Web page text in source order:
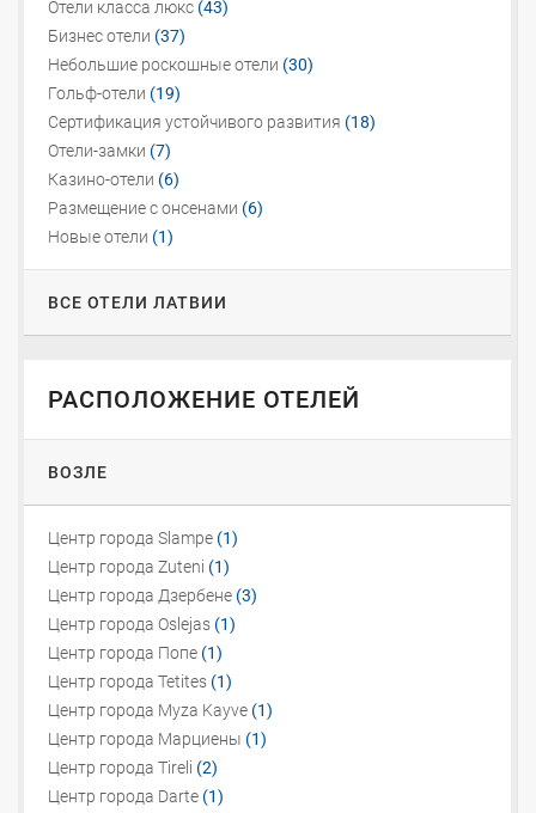
Отели класса люкс (43)
Бизнес отели (37)
Небольшие роскошные отели (30)
Гольф-отели (19)
Сертификация устойчивого развития (18)
Отели-замки (7)
Казино-отели (6)
Размещение с онсенами (6)
Новые отели (1)
ВСЕ ОТЕЛИ ЛАТВИИ
РАСПОЛОЖЕНИЕ ОТЕЛЕЙ
ВОЗЛЕ
Центр города Slampe (1)
Центр города Zuteni (1)
Центр города Дзербене (3)
Центр города Oslejas (1)
Центр города Попе (1)
Центр города Tetites (1)
Центр города Myza Kayve (1)
Центр города Марциены (1)
Центр города Tireli (2)
Центр города Darte (1)